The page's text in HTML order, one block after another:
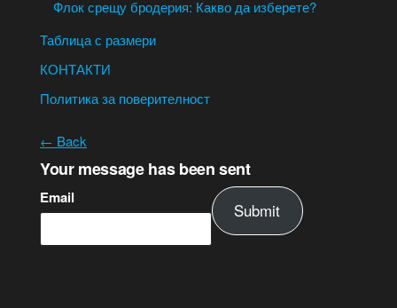
Флок срещу бродерия: Какво да изберете?
Таблица с размери
КОНТАКТИ
Политика за поверителност
← Back
Your message has been sent
Email
Submit